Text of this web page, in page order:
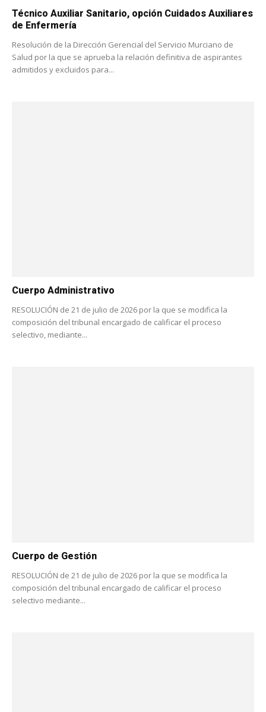
Técnico Auxiliar Sanitario, opción Cuidados Auxiliares
de Enfermería
Resolución de la Dirección Gerencial del Servicio Murciano de
Salud por la que se aprueba la relación definitiva de aspirantes
admitidos y excluidos para...
Cuerpo Administrativo
RESOLUCIÓN de 21 de julio de 2026 por la que se modifica la
composición del tribunal encargado de calificar el proceso
selectivo, mediante...
Cuerpo de Gestión
RESOLUCIÓN de 21 de julio de 2026 por la que se modifica la
composición del tribunal encargado de calificar el proceso
selectivo mediante...